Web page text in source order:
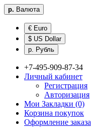
р. Валюта
€ Euro
$ US Dollar
р. Рубль
+7-495-909-87-34
Личный кабинет
Регистрация
Авторизация
Мои Закладки (0)
Корзина покупок
Оформление заказа